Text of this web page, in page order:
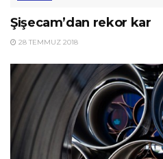
Şişecam’dan rekor kar
28 TEMMUZ 2018